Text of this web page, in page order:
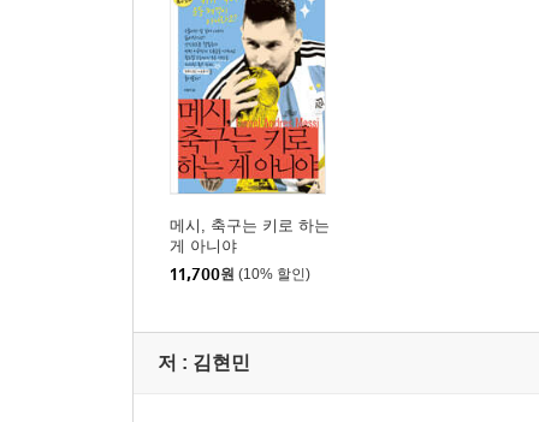
메시, 축구는 키로 하는
게 아니야
11,700원 (10% 할인)
저 : 김현민